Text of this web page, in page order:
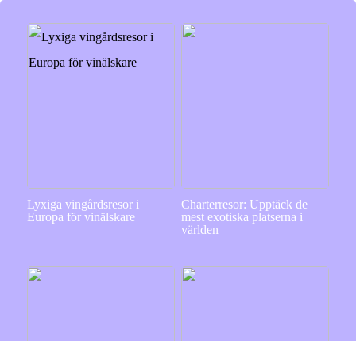
Lyxiga vingårdsresor i
Europa för vinälskare
Charterresor: Upptäck de
mest exotiska platserna i
världen